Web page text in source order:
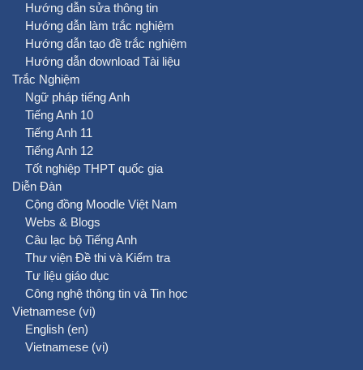
Hướng dẫn sửa thông tin
Hướng dẫn làm trắc nghiệm
Hướng dẫn tạo đề trắc nghiệm
Hướng dẫn download Tài liệu
Trắc Nghiệm
Ngữ pháp tiếng Anh
Tiếng Anh 10
Tiếng Anh 11
Tiếng Anh 12
Tốt nghiệp THPT quốc gia
Diễn Đàn
Cộng đồng Moodle Việt Nam
Webs & Blogs
Câu lạc bộ Tiếng Anh
Thư viện Đề thi và Kiểm tra
Tư liệu giáo dục
Công nghệ thông tin và Tin học
Vietnamese ‎(vi)‎
English ‎(en)‎
Vietnamese ‎(vi)‎